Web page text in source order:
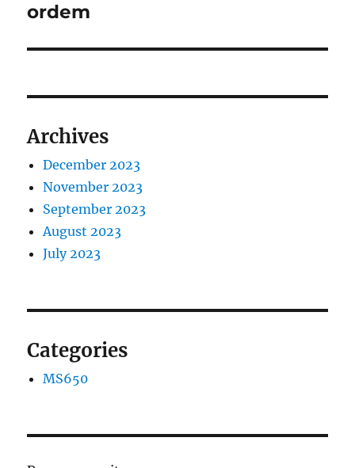
post:
ordem
Archives
December 2023
November 2023
September 2023
August 2023
July 2023
Categories
MS650